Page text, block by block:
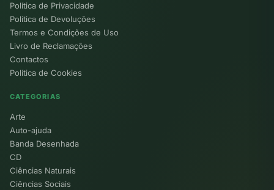
Política de Privacidade
Política de Devoluções
Termos e Condições de Uso
Livro de Reclamações
Contactos
Política de Cookies
CATEGORIAS
Arte
Auto-ajuda
Banda Desenhada
CD
Ciências Naturais
Ciências Sociais